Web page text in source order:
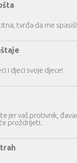
tvrđa da me spasiš!
i djeci svoje djece!
jer vaš protivnik,
proždrijeti.